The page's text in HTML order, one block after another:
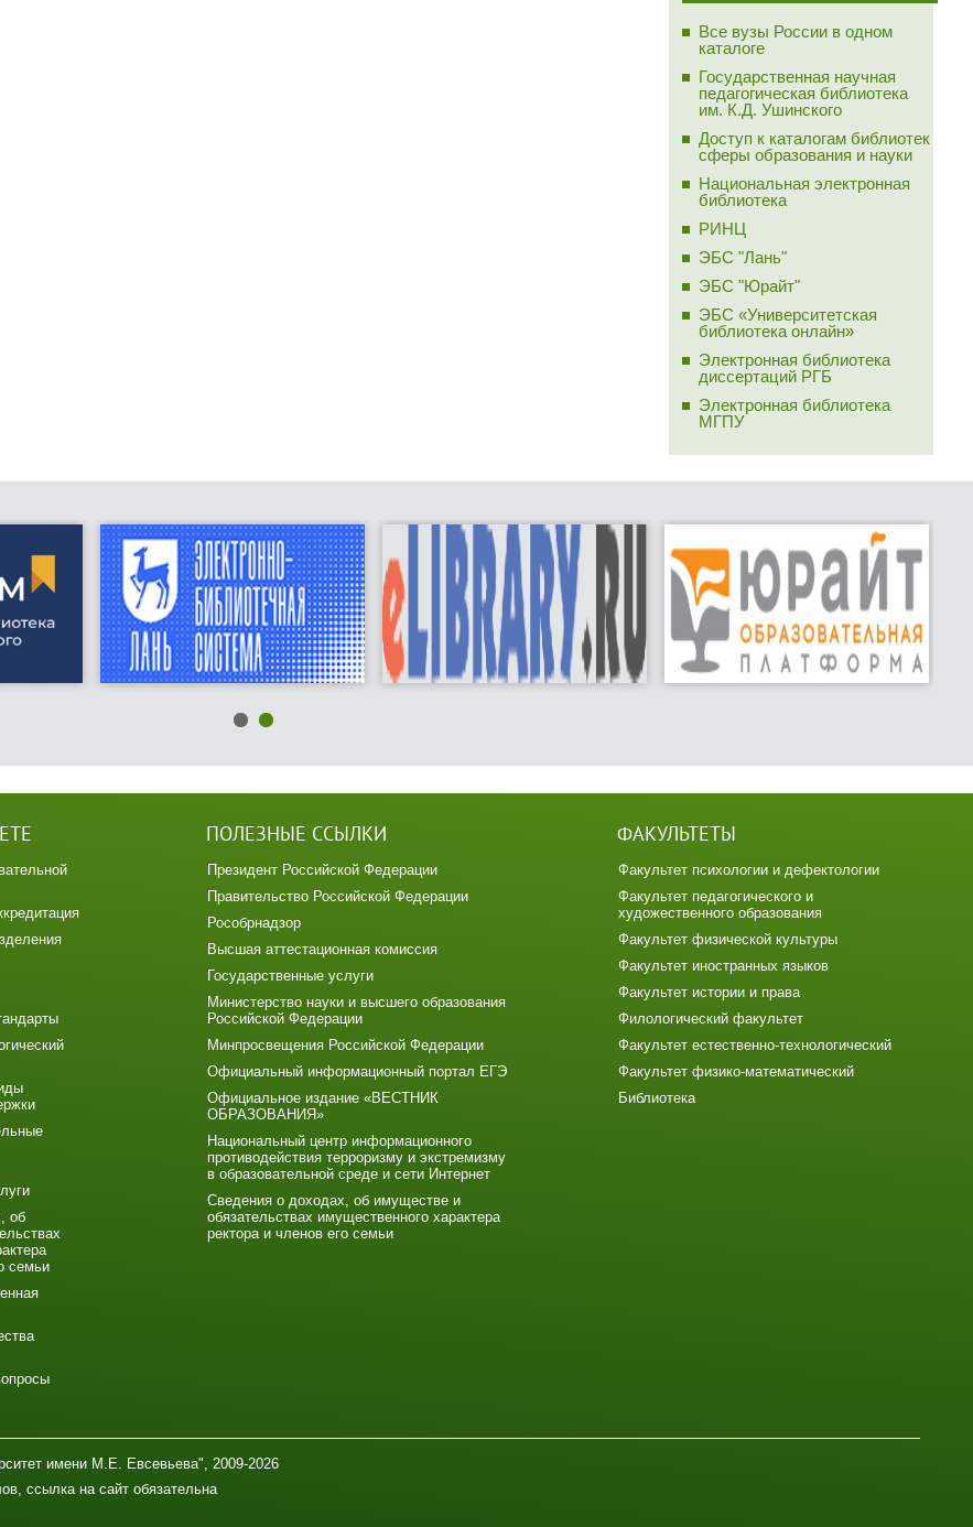
Все вузы России в одном
каталоге
Государственная научная
педагогическая библиотека
им. К.Д. Ушинского
Доступ к каталогам библиотек
сферы образования и науки
Национальная электронная
библиотека
РИНЦ
ЭБС "Лань"
ЭБС "Юрайт"
ЭБС «Университетская
библиотека онлайн»
Электронная библиотека
диссертаций РГБ
Электронная библиотека
МГПУ
об
семьи
ПОЛЕЗНЫЕ ССЫЛКИ
Президент Российской Федерации
Правительство Российской Федерации
Рособрнадзор
Высшая аттестационная комиссия
Государственные услуги
Министерство науки и высшего образования
Российской Федерации
Минпросвещения Российской Федерации
Официальный информационный портал ЕГЭ
Официальное издание «ВЕСТНИК
ОБРАЗОВАНИЯ»
Национальный центр информационного
противодействия терроризму и экстремизму
в образовательной среде и сети Интернет
Сведения о доходах, об имуществе и
обязательствах имущественного характера
ректора и членов его семьи
ФАКУЛЬТЕТЫ
Факультет психологии и дефектологии
Факультет педагогического и
художественного образования
Факультет физической культуры
Факультет иностранных языков
Факультет истории и права
Филологический факультет
Факультет естественно-технологический
Факультет физико-математический
Библиотека
имени М.Е. Евсевьева", 2009-2026
ссылка на сайт обязательна